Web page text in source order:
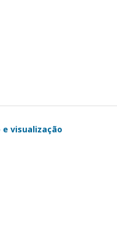
visualização